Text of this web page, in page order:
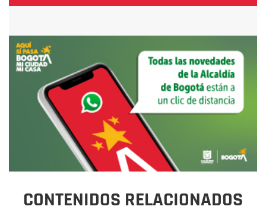
CONTENIDOS RELACIONADOS